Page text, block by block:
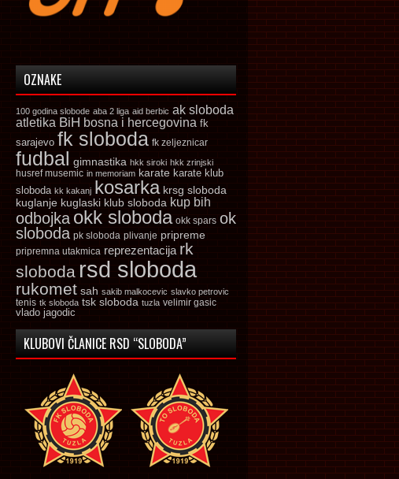
OZNAKE
100 godina slobode aba 2 liga aid berbic ak sloboda
atletika BiH bosna i hercegovina fk
sarajevo fk sloboda fk zeljeznicar
fudbal gimnastika hkk siroki hkk zrinjski
husref musemic in memoriam karate karate klub
sloboda kk kakanj kosarka krsg sloboda
kuglanje kuglaski klub sloboda kup bih
odbojka okk sloboda okk spars ok
sloboda pk sloboda plivanje pripreme
pripremna utakmica reprezentacija rk
sloboda rsd sloboda
rukomet sah sakib malkocevic slavko petrovic
tenis tk sloboda tsk sloboda tuzla velimir gasic
vlado jagodic
KLUBOVI ČLANICE RSD “SLOBODA”